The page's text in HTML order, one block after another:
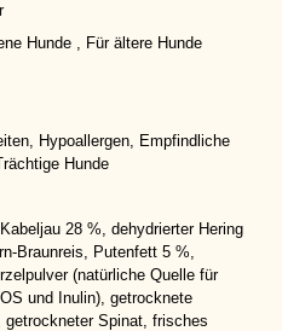
Hunde , Für ältere Hunde
Hypoallergen, Empfindliche
Hunde
28 %, dehydrierter Hering
Braunreis, Putenfett 5 %,
(natürliche Quelle für
und Inulin), getrocknete
Spinat, frisches